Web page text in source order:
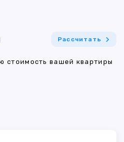
Рассчитать
стоимость вашей квартиры